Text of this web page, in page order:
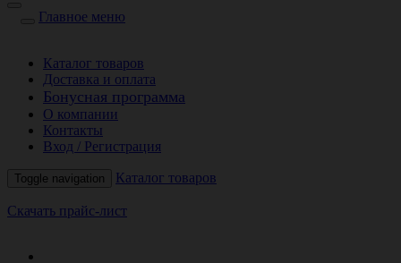
Главное меню
Каталог товаров
Доставка и оплата
Бонусная программа
О компании
Контакты
Вход / Регистрация
Toggle navigation Каталог товаров
Скачать прайс-лист